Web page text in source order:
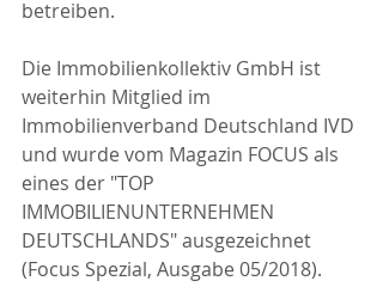
betreiben.
Die Immobilienkollektiv GmbH ist
weiterhin Mitglied im
Immobilienverband Deutschland IVD
und wurde vom Magazin FOCUS als
eines der "TOP
IMMOBILIENUNTERNEHMEN
DEUTSCHLANDS" ausgezeichnet
(Focus Spezial, Ausgabe 05/2018).